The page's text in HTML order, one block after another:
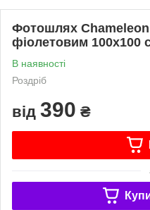
Фотошлях
фіолетовим 100х100
В наявності
Роздріб
від 390 ₴